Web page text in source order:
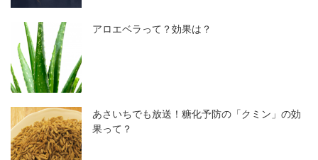
アロエベラって？効果は？
あさいちでも放送！糖化予防の「クミン」の効
果って？